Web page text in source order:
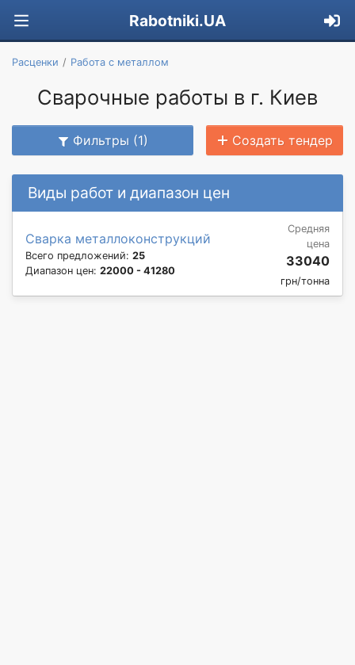
Rabotniki.UA
Расценки Работа с металлом
Сварочные работы в г. Киев
Фильтры (1) Создать тендер
Виды работ и диапазон цен
Сварка металлоконструкций
Всего предложений: 25
Диапазон цен: 22000 - 41280
Средняя
цена
33040
грн/тонна